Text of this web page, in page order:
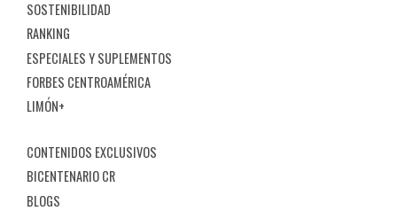
SOSTENIBILIDAD
RANKING
ESPECIALES Y SUPLEMENTOS
FORBES CENTROAMÉRICA
LIMÓN+
CONTENIDOS EXCLUSIVOS
BICENTENARIO CR
BLOGS